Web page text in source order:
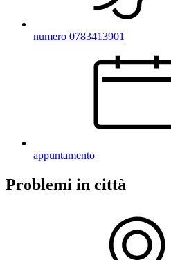
numero 0783413901
appuntamento
Problemi in città